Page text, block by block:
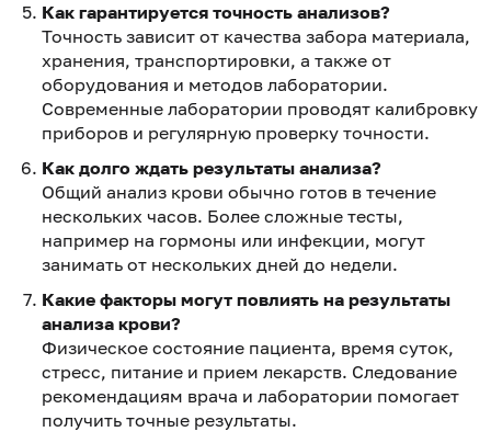
Как гарантируется точность анализов?
Точность зависит от качества забора материала,
хранения, транспортировки, а также от
оборудования и методов лаборатории.
Современные лаборатории проводят калибровку
приборов и регулярную проверку точности.
Как долго ждать результаты анализа?
Общий анализ крови обычно готов в течение
нескольких часов. Более сложные тесты,
например на гормоны или инфекции, могут
занимать от нескольких дней до недели.
Какие факторы могут повлиять на результаты
анализа крови?
Физическое состояние пациента, время суток,
стресс, питание и прием лекарств. Следование
рекомендациям врача и лаборатории помогает
получить точные результаты.